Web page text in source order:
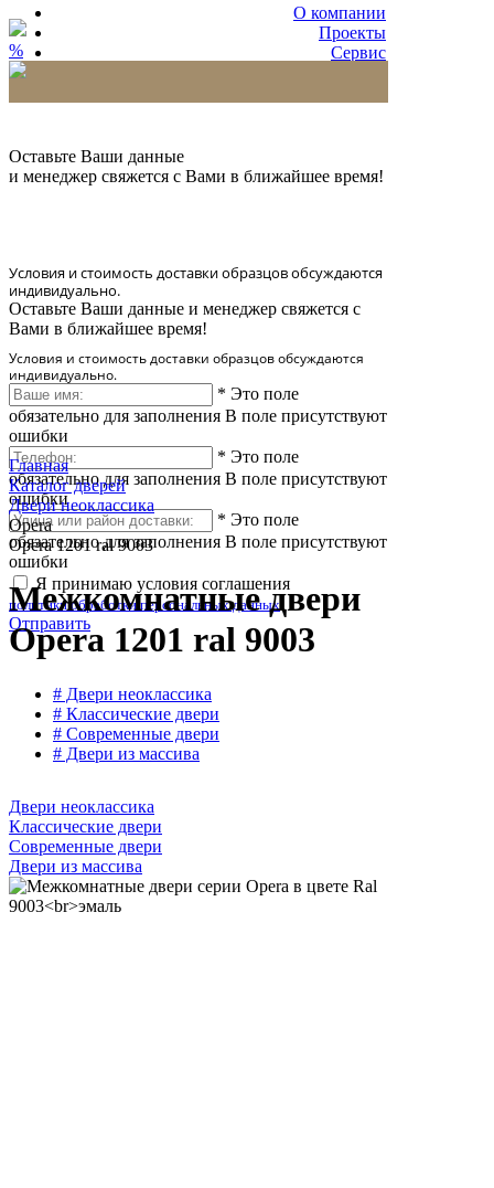
О компании
Проекты
Сервис
%
Оставьте Ваши данные
и менеджер свяжется с Вами в ближайшее время!
Условия и стоимость доставки образцов обсуждаются
индивидуально.
Оставьте Ваши данные и менеджер свяжется с
Вами в ближайшее время!
Условия и стоимость доставки образцов обсуждаются
индивидуально.
* Это поле
обязательно для заполнения В поле присутствуют
ошибки
* Это поле
обязательно для заполнения В поле присутствуют
ошибки
* Это поле
обязательно для заполнения В поле присутствуют
ошибки
Я принимаю условия соглашения
политики обработки персональных данных
Отправить
Главная
Каталог дверей
Двери неоклассика
Opera
Opera 1201 ral 9003
Межкомнатные двери
Opera 1201 ral 9003
# Двери неоклассика
# Классические двери
# Современные двери
# Двери из массива
Двери неоклассика
Классические двери
Современные двери
Двери из массива